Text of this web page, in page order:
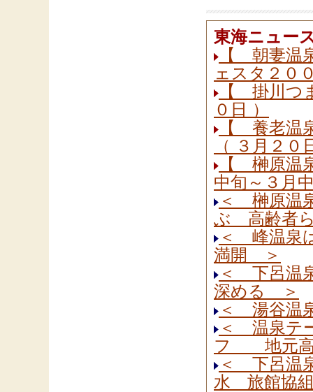
東海ニュー
【 朝妻温
ェスタ２０
【 掛川つ
０日 ）
【 養老温
（ ３月２
【 榊原温
中旬～３月
＜ 榊原温
ぶ 高齢者
＜ 峰温泉
満開 ＞
＜ 下呂温
深める ＞
＜ 湯谷温
＜ 温泉テ
フ 地元高
＜ 下呂温
水 旅館協